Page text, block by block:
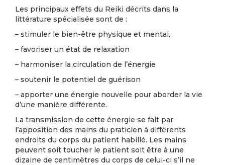
Les principaux effets du Reiki décrits dans la
littérature spécialisée sont de :
– stimuler le bien-être physique et mental,
– favoriser un état de relaxation
– harmoniser la circulation de l’énergie
– soutenir le potentiel de guérison
– apporter une énergie nouvelle pour aborder la vie
d’une manière différente.
La transmission de cette énergie se fait par
l’apposition des mains du praticien à différents
endroits du corps du patient habillé. Les mains
peuvent soit toucher le patient soit être à une
dizaine de centimètres du corps de celui-ci s’il ne